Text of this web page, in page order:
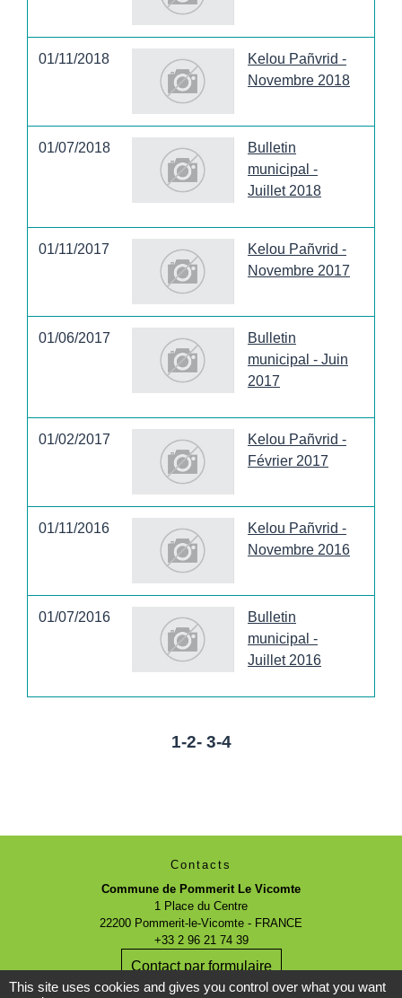
01/11/2018
Kelou Pañvrid -
Novembre 2018
01/07/2018
Bulletin
municipal -
Juillet 2018
01/11/2017
Kelou Pañvrid -
Novembre 2017
01/06/2017
Bulletin
municipal - Juin
2017
01/02/2017
Kelou Pañvrid -
Février 2017
01/11/2016
Kelou Pañvrid -
Novembre 2016
01/07/2016
Bulletin
municipal -
Juillet 2016
1-2- 3-4
Contacts
Commune de Pommerit Le Vicomte
1 Place du Centre
22200 Pommerit-le-Vicomte - FRANCE
+33 2 96 21 74 39
Contact par formulaire
This site uses cookies and gives you control over what you want